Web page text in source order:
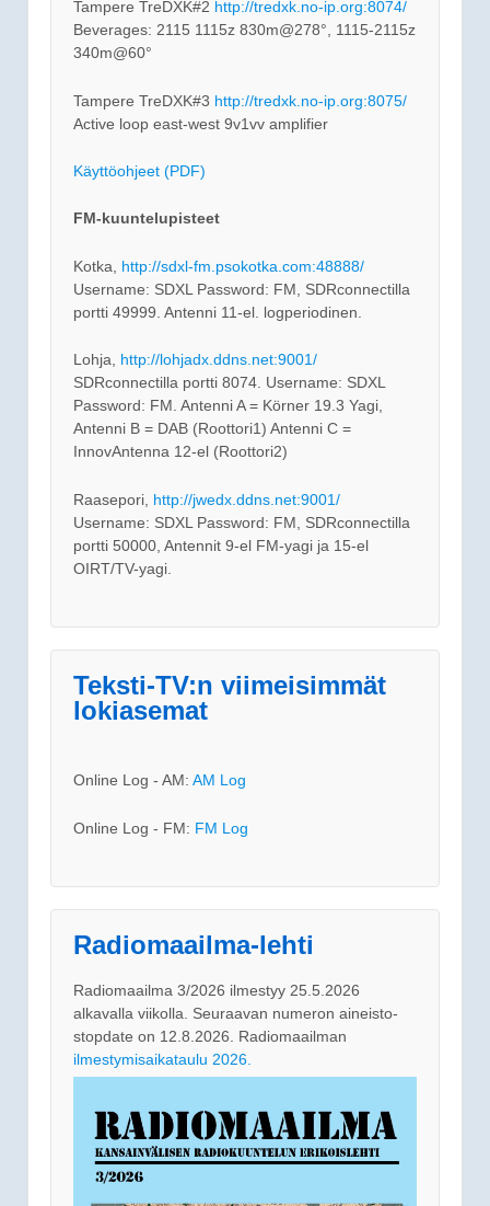
Tampere TreDXK#2 http://tredxk.no-ip.org:8074/
Beverages: 2115 1115z 830m@278°, 1115-2115z
340m@60°
Tampere TreDXK#3 http://tredxk.no-ip.org:8075/
Active loop east-west 9v1vv amplifier
Käyttöohjeet (PDF)
FM-kuuntelupisteet
Kotka, http://sdxl-fm.psokotka.com:48888/
Username: SDXL Password: FM, SDRconnectilla
portti 49999. Antenni 11-el. logperiodinen.
Lohja, http://lohjadx.ddns.net:9001/
SDRconnectilla portti 8074. Username: SDXL
Password: FM. Antenni A = Körner 19.3 Yagi,
Antenni B = DAB (Roottori1) Antenni C =
InnovAntenna 12-el (Roottori2)
Raasepori, http://jwedx.ddns.net:9001/
Username: SDXL Password: FM, SDRconnectilla
portti 50000, Antennit 9-el FM-yagi ja 15-el
OIRT/TV-yagi.
Teksti-TV:n viimeisimmät
lokiasemat
Online Log - AM: AM Log
Online Log - FM: FM Log
Radiomaailma-lehti
Radiomaailma 3/2026 ilmestyy 25.5.2026
alkavalla viikolla. Seuraavan numeron aineisto-
stopdate on 12.8.2026. Radiomaailman
ilmestymisaikataulu 2026.